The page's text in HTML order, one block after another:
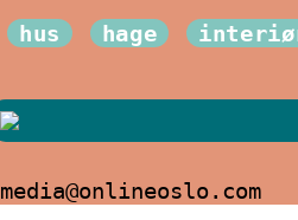
hus hage
media@onlineoslo.com